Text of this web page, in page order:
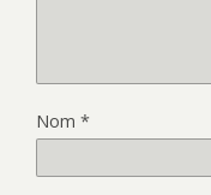
Nom *